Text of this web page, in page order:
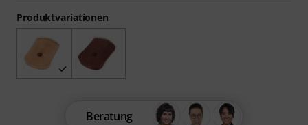
Produktvariationen
Beratung